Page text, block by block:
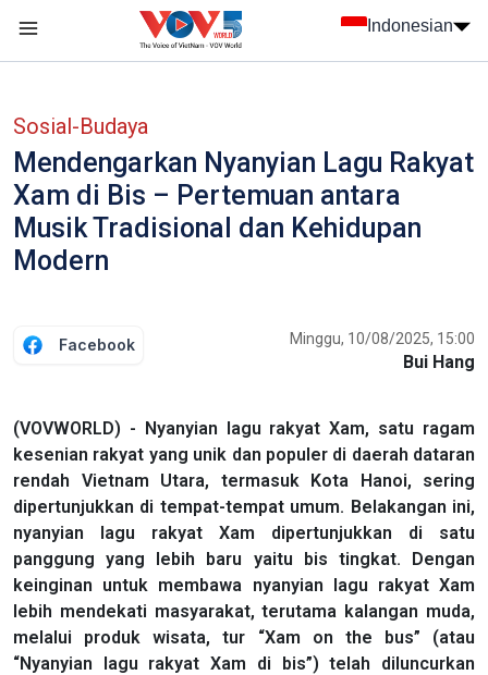
Indonesian
Sosial-Budaya
Mendengarkan Nyanyian Lagu Rakyat
Xam di Bis – Pertemuan antara
Musik Tradisional dan Kehidupan
Modern
Facebook Minggu, 10/08/2025, 15:00
Bui Hang
(VOVWORLD) - Nyanyian lagu rakyat Xam, satu ragam
kesenian rakyat yang unik dan populer di daerah dataran
rendah Vietnam Utara, termasuk Kota Hanoi, sering
dipertunjukkan di tempat-tempat umum. Belakangan ini,
nyanyian lagu rakyat Xam dipertunjukkan di satu
panggung yang lebih baru yaitu bis tingkat. Dengan
keinginan untuk membawa nyanyian lagu rakyat Xam
lebih mendekati masyarakat, terutama kalangan muda,
melalui produk wisata, tur “Xam on the bus” (atau
“Nyanyian lagu rakyat Xam di bis”) telah diluncurkan